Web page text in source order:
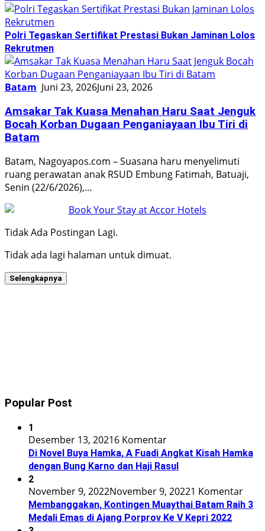
Polri Tegaskan Sertifikat Prestasi Bukan Jaminan Lolos
Rekrutmen
Batam Juni 23, 2026Juni 23, 2026
Amsakar Tak Kuasa Menahan Haru Saat Jenguk
Bocah Korban Dugaan Penganiayaan Ibu Tiri di
Batam
Batam, Nagoyapos.com – Suasana haru menyelimuti
ruang perawatan anak RSUD Embung Fatimah, Batuaji,
Senin (22/6/2026),…
Tidak Ada Postingan Lagi.
Tidak ada lagi halaman untuk dimuat.
Selengkapnya
Popular Post
1
Desember 13, 20216 Komentar
Di Novel Buya Hamka, A Fuadi Angkat Kisah Hamka
dengan Bung Karno dan Haji Rasul
2
November 9, 2022November 9, 20221 Komentar
Membanggakan, Kontingen Muaythai Batam Raih 3
Medali Emas di Ajang Porprov Ke V Kepri 2022